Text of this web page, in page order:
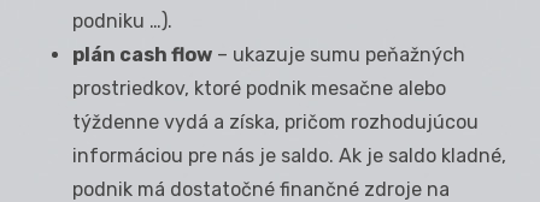
podniku …).
plán cash flow – ukazuje sumu peňažných
prostriedkov, ktoré podnik mesačne alebo
týždenne vydá a získa, pričom rozhodujúcou
informáciou pre nás je saldo. Ak je saldo kladné,
podnik má dostatočné finančné zdroje na